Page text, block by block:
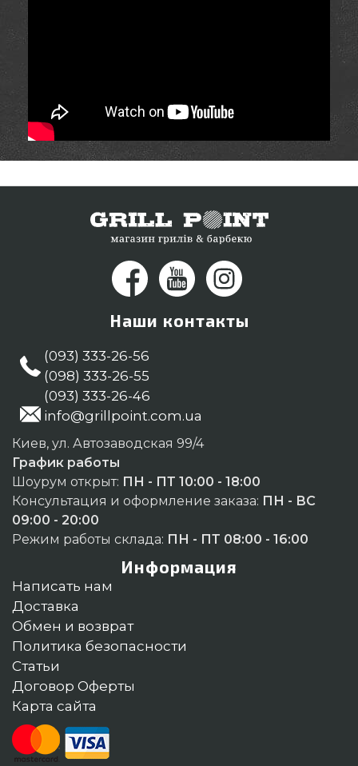
Наши контакты
(093) 333-26-56
(098) 333-26-55
(093) 333-26-46
info@grillpoint.com.ua
Киев, ул. Автозаводская 99/4
График работы
Шоурум открыт: ПН - ПТ 10:00 - 18:00
Консультация и оформление заказа: ПН - ВС
09:00 - 20:00
Режим работы склада: ПН - ПТ 08:00 - 16:00
Информация
Написать нам
Доставка
Обмен и возврат
Политика безопасности
Статьи
Договор Оферты
Карта сайта